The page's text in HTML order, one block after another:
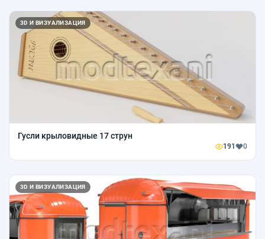
3D И ВИЗУАЛИЗАЦИЯ
Гусли крыловидные 17 струн
191 0
3D И ВИЗУАЛИЗАЦИЯ